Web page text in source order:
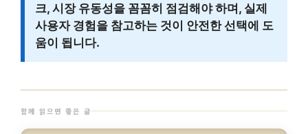
크, 시장 유동성을 꼼꼼히 점검해야 하며, 실제
사용자 경험을 참고하는 것이 안전한 선택에 도
움이 됩니다.
함께 읽으면 좋은 글